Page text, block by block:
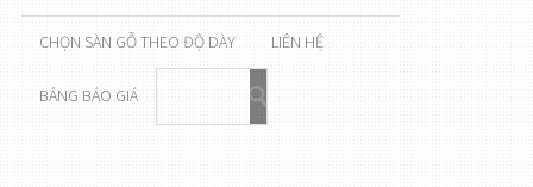
CHỌN SÀN GỖ THEO ĐỘ DÀY LIÊN HỆ
BẢNG BÁO GIÁ